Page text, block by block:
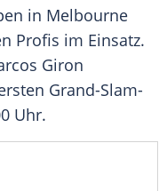
in Melbourne
Profis im Einsatz.
Giron
Grand-Slam-
Uhr.